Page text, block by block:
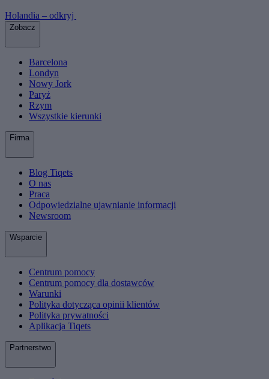
Holandia – odkryj
Zobacz
Barcelona
Londyn
Nowy Jork
Paryż
Rzym
Wszystkie kierunki
Firma
Blog Tiqets
O nas
Praca
Odpowiedzialne ujawnianie informacji
Newsroom
Wsparcie
Centrum pomocy
Centrum pomocy dla dostawców
Warunki
Polityka dotycząca opinii klientów
Polityka prywatności
Aplikacja Tiqets
Partnerstwo